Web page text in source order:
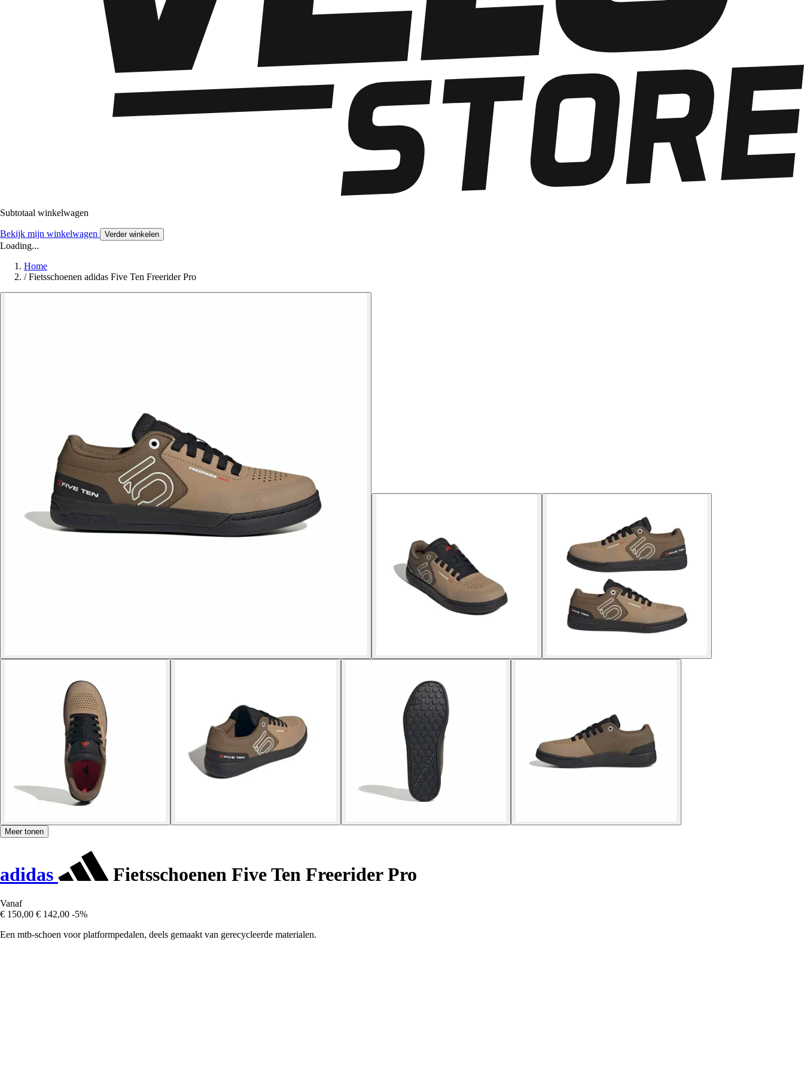
Subtotaal winkelwagen
Bekijk mijn winkelwagen Verder winkelen
Loading...
Home
/ Fietsschoenen adidas Five Ten Freerider Pro
Meer tonen
adidas Fietsschoenen Five Ten Freerider Pro
Vanaf
€ 150,00 € 142,00 -5%
Een mtb-schoen voor platformpedalen, deels gemaakt van gerecycleerde materialen.